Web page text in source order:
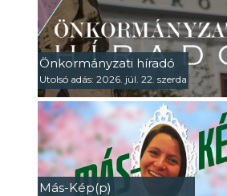
Önkormányzati híradó
Utolsó adás: 2026. júl. 22. szerda
Más-Kép(p)